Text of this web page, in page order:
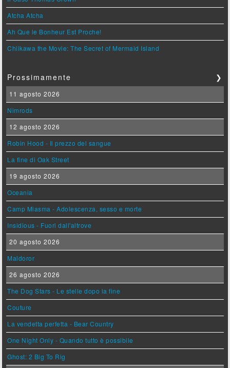
Atcha Atcha
Ah Que le Bonheur Est Proche!
Chiikawa the Movie: The Secret of Mermaid Island
Prossimamente ❯
11 agosto 2026
Nimrods
12 agosto 2026
Robin Hood - Il prezzo del sangue
La fine di Oak Street
19 agosto 2026
Oceania
Camp Miasma - Adolescenza, sesso e morte
Insidious - Fuori dall'altrove
20 agosto 2026
Maldoror
26 agosto 2026
The Dog Stars - Le stelle dopo la fine
Couture
La vendetta perfetta - Bear Country
One Night Only - Quando tutto è possibile
Ghost: 2 Big To Rig